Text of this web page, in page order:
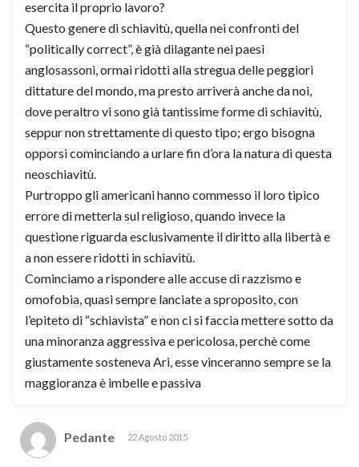
esercita il proprio lavoro?
Questo genere di schiavitù, quella nei confronti del
“politically correct”, è già dilagante nei paesi
anglosassoni, ormai ridotti alla stregua delle peggiori
dittature del mondo, ma presto arriverà anche da noi,
dove peraltro vi sono già tantissime forme di schiavitù,
seppur non strettamente di questo tipo; ergo bisogna
opporsi cominciando a urlare fin d’ora la natura di questa
neoschiavitù.
Purtroppo gli americani hanno commesso il loro tipico
errore di metterla sul religioso, quando invece la
questione riguarda esclusivamente il diritto alla libertà e
a non essere ridotti in schiavitù.
Cominciamo a rispondere alle accuse di razzismo e
omofobia, quasi sempre lanciate a sproposito, con
l’epiteto di “schiavista” e non ci si faccia mettere sotto da
una minoranza aggressiva e pericolosa, perchè come
giustamente sosteneva Ari, esse vinceranno sempre se la
maggioranza è imbelle e passiva
Pedante 22 Agosto 2015